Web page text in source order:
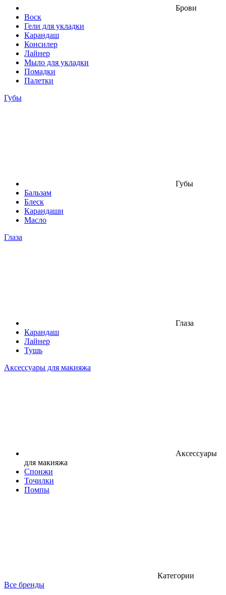
Брови
Воск
Гели для укладки
Карандаш
Консилер
Лайнер
Мыло для укладки
Помадки
Палетки
Губы
Губы
Бальзам
Блеск
Карандаши
Масло
Глаза
Глаза
Карандаш
Лайнер
Тушь
Аксессуары для макияжа
Аксессуары
для макияжа
Спонжи
Точилки
Помпы
Категории
Все бренды